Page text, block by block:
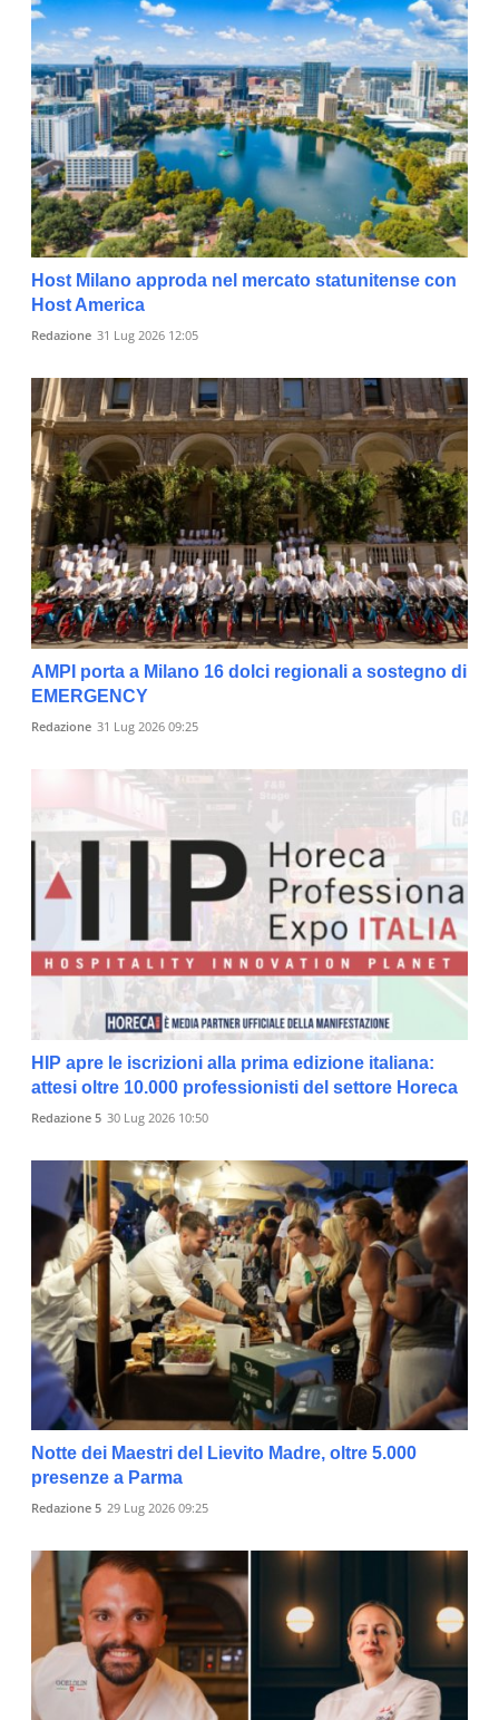
Host Milano approda nel mercato statunitense con
Host America
Redazione 31 Lug 2026 12:05
AMPI porta a Milano 16 dolci regionali a sostegno di
EMERGENCY
Redazione 31 Lug 2026 09:25
HIP apre le iscrizioni alla prima edizione italiana:
attesi oltre 10.000 professionisti del settore Horeca
Redazione 5 30 Lug 2026 10:50
Notte dei Maestri del Lievito Madre, oltre 5.000
presenze a Parma
Redazione 5 29 Lug 2026 09:25